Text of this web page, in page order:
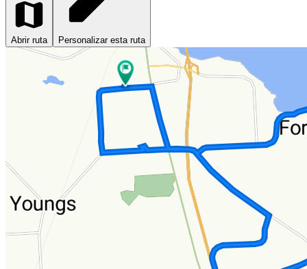
Abrir ruta Personalizar esta ruta